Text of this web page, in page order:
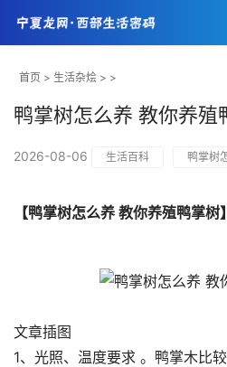
首页 > 生活杂烩 > >
鸭掌树怎么养 教你养殖
2026-08-06 生活百科 鸭掌树
【鸭掌树怎么养 教你养殖鸭掌树】
文章插图
1、光照、温度要求 。鸭掌木比